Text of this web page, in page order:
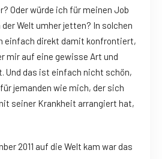
Oder würde ich für meinen Job
Welt umher jetten? In solchen
einfach direkt damit konfrontiert,
mir auf eine gewisse Art und
Und das ist einfach nicht schön,
jemanden wie mich, der sich
seiner Krankheit arrangiert hat,
2011 auf die Welt kam war das